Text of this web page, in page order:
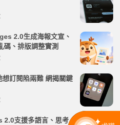
2.0生成海報文宣、
碼、排版調整實測
訂閱陷兩難 網揭關鍵
支援多語言、思考